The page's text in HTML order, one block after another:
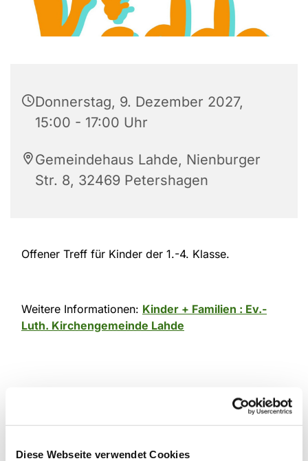
Diese Webseite verwendet Cookies
Donnerstag, 9. Dezember 2027,
15:00 - 17:00 Uhr
Gemeindehaus Lahde, Nienburger
Str. 8, 32469 Petershagen
Offener Treff für Kinder der 1.-4. Klasse.
Weitere Informationen: Kinder + Familien : Ev.-
Luth. Kirchengemeinde Lahde